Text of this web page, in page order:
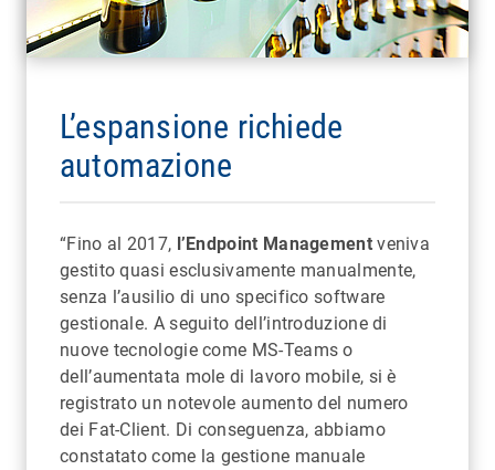
L’espansione richiede
automazione
“Fino al 2017, l’Endpoint Managementveniva
gestito quasi esclusivamente manualmente,
senza l’ausilio di uno specifico software
gestionale. A seguito dell’introduzione di
nuove tecnologie come MS-Teams o
dell’aumentata mole di lavoro mobile, si è
registrato un notevole aumento del numero
dei Fat-Client. Di conseguenza, abbiamo
constatato come la gestione manuale